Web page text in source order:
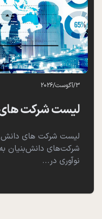
3
/آگوست/
2026
لیست شرکت های
لیست شرکت های دانش
شرکت‌های دانش‌بنیان
نوآوری در...